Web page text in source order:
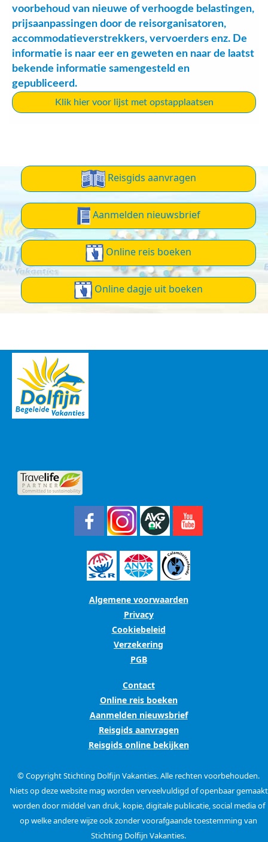
voorbehoud van nieuwe of verhoogde belastingen,
prijsaanpassingen door de reisorganisatoren,
accommodatieverstrekkers, vervoerders enz. De
informatie is naar eer en geweten en naar de laatst
bekende informatie samengesteld en
gepubliceerd.
Klik hier voor lijst met opstapplaatsen
Reisgids aanvragen
Aanmelden nieuwsbrief
Online reis boeken
Online dagje uit boeken
Algemene voorwaarden
Privacy
Cookiebeleid
Verzekering
PGB
Contact
Online reis boeken
Aanmelden nieuwsbrief
Reisgids aanvragen
Reisgids online bekijken
© Copyright Stichting Dolfijn Vakanties. Alle rechten voorbehouden.
Niets op deze website mag worden verveelvuldigd of openbaar gemaakt
worden door middel van druk, kopie, digitale publicatie, social media of
op welke andere wijze ook zonder voorafgaande toestemming van
Stichting Dolfijn Vakanties.